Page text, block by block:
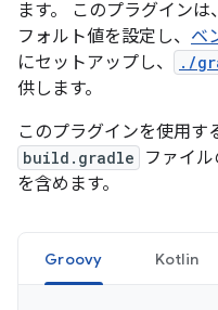
ます。 このプラグイン
フォルト値を設定し、 ベ
にセットアップし、
./
供します。
このプラグインを使用す
build.gradle
ファイ
を含めます。
Groovy Kotlin